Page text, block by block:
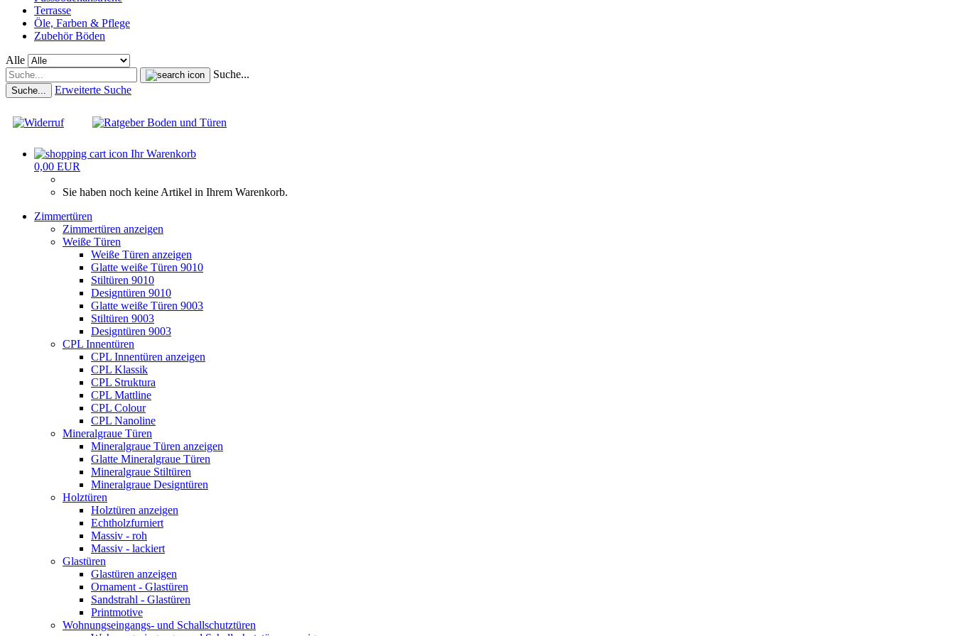
Terrasse
Öle, Farben & Pflege
Zubehör Böden
Alle
Suche...
Suche... Erweiterte Suche
Ihr Warenkorb
0,00 EUR
Sie haben noch keine Artikel in Ihrem Warenkorb.
Zimmertüren
Zimmertüren anzeigen
Weiße Türen
Weiße Türen anzeigen
Glatte weiße Türen 9010
Stiltüren 9010
Designtüren 9010
Glatte weiße Türen 9003
Stiltüren 9003
Designtüren 9003
CPL Innentüren
CPL Innentüren anzeigen
CPL Klassik
CPL Struktura
CPL Mattline
CPL Colour
CPL Nanoline
Mineralgraue Türen
Mineralgraue Türen anzeigen
Glatte Mineralgraue Türen
Mineralgraue Stiltüren
Mineralgraue Designtüren
Holztüren
Holztüren anzeigen
Echtholzfurniert
Massiv - roh
Massiv - lackiert
Glastüren
Glastüren anzeigen
Ornament - Glastüren
Sandstrahl - Glastüren
Printmotive
Wohnungseingangs- und Schallschutztüren